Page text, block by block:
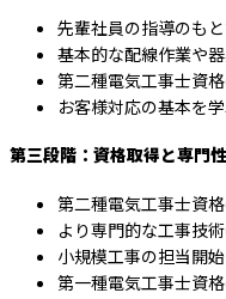
先輩社員の指導のも
基本的な配線作業や
第二種電気工事士資
お客様対応の基本を
第三段階：資格取得と専門
第二種電気工事士資
より専門的な工事技
小規模工事の担当開始
第一種電気工事士資